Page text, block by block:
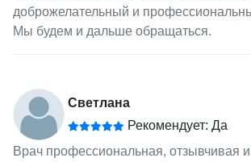
доброжелательный и
Мы будем и дальше обращаться.
Светлана
Рекомендует: Да
Врач профессиональная, отзывчивая